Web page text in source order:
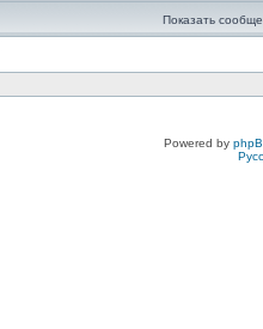
Показать
Powered by